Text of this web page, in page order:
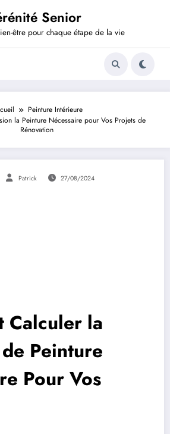
Senior
être pour chaque étape de la vie
Peinture Intérieure
la Peinture Nécessaire pour Vos Projets de
Rénovation
Patrick 27/08/2024
Calculer la
Peinture
Pour Vos